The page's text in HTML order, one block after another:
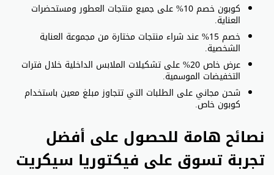
كوبون خصم 10% على جميع منتجات العطور ومستحضرات
العناية.
خصم 15% عند شراء منتجات مختارة من مجموعة العناية
الشخصية.
عرض خاص 20% على تشكيلات الملابس الداخلية خلال فترات
التخفيضات الموسمية.
شحن مجاني على الطلبات التي تتجاوز مبلغ معين باستخدام
كوبون خاص.
نصائح هامة للحصول على أفضل
تجربة تسوق على فيكتوريا سيكريت